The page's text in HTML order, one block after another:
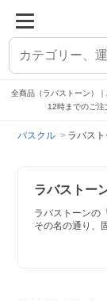
全商品（ラバストーン）
12時までのご注
パスクル ラバス
ラバストー
ラバストーンの
その名の通り、